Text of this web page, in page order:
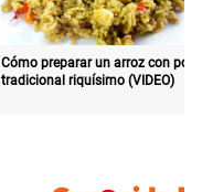
Cómo preparar un arroz con pollo
tradicional riquísimo (VIDEO)